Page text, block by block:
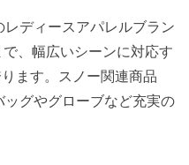
ディースアパレルブラン
で、幅広いシーンに対応す
ます。スノー関連商品
グやグローブなど充実の